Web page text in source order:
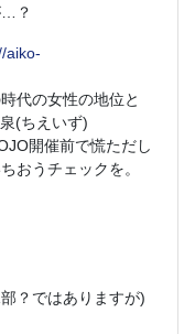
…？
aiko-
代の女性の地位と
(ちえいず)
開催前で慌ただし
おうチェックを。
？ではありますが)